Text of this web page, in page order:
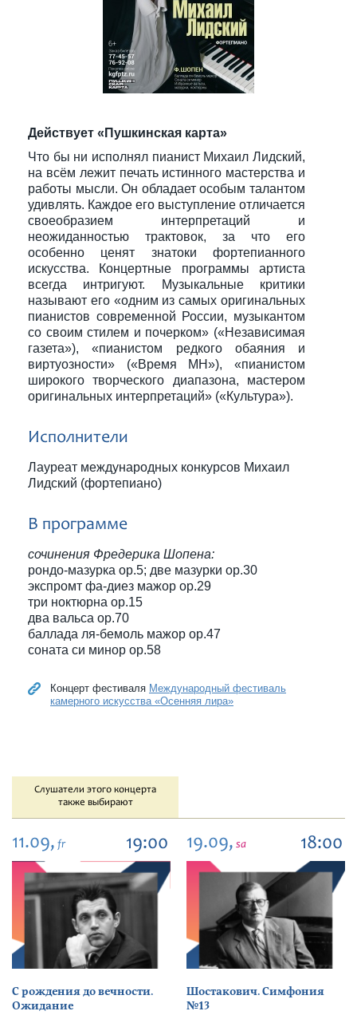
Действует «Пушкинская карта»
Что бы ни исполнял пианист Михаил Лидский,
на всём лежит печать истинного мастерства и
работы мысли. Он обладает особым талантом
удивлять. Каждое его выступление отличается
своеобразием интерпретаций и
неожиданностью трактовок, за что его
особенно ценят знатоки фортепианного
искусства. Концертные программы артиста
всегда интригуют. Музыкальные критики
называют его «одним из самых оригинальных
пианистов современной России, музыкантом
со своим стилем и почерком» («Независимая
газета»), «пианистом редкого обаяния и
виртуозности» («Время МН»), «пианистом
широкого творческого диапазона, мастером
оригинальных интерпретаций» («Культура»).
Исполнители
Лауреат международных конкурсов Михаил
Лидский (фортепиано)
В программе
сочинения Фредерика Шопена:
рондо-мазурка ор.5; две мазурки ор.30
экспромт фа-диез мажор ор.29
три ноктюрна ор.15
два вальса ор.70
баллада ля-бемоль мажор ор.47
соната си минор ор.58
Концерт фестиваля Международный фестиваль
камерного искусства «Осенняя лира»
Слушатели этого концерта
также выбирают
11.09, fr 19:00
С рождения до вечности.
Ожидание
19.09, sa 18:00
Шостакович. Симфония
№13